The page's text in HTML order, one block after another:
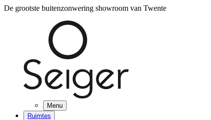
De grootste buitenzonwering showroom van Twente
Menu
Ruimtes